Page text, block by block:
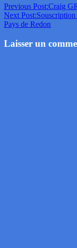
Previous Post:Craig
Next Post:
Pays de Redon
Laisser un